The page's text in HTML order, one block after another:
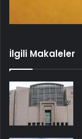
İlgili Makaleler